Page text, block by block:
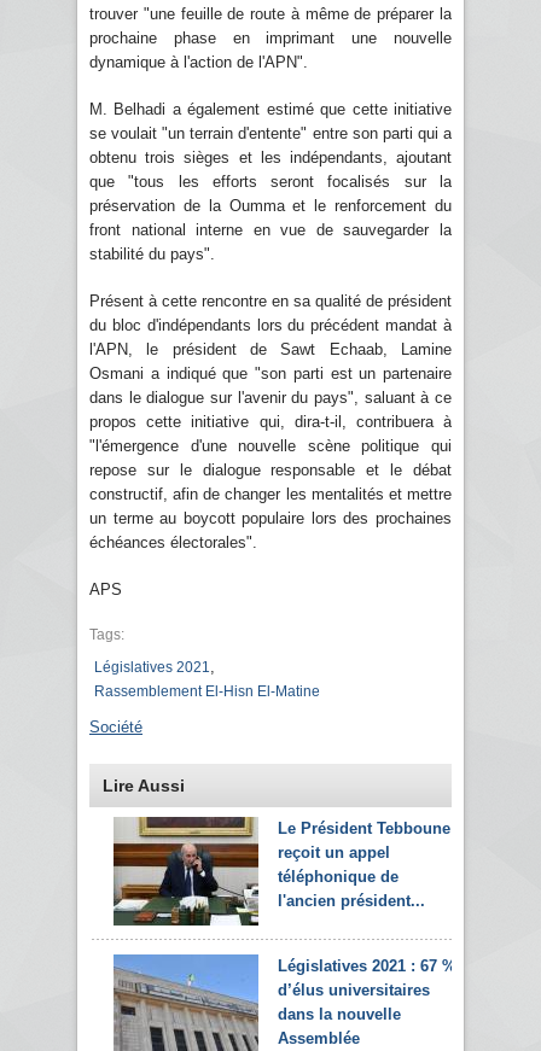
trouver "une feuille de route à même de préparer la
prochaine phase en imprimant une nouvelle
dynamique à l'action de l'APN".
M. Belhadi a également estimé que cette initiative
se voulait "un terrain d'entente" entre son parti qui a
obtenu trois sièges et les indépendants, ajoutant
que "tous les efforts seront focalisés sur la
préservation de la Oumma et le renforcement du
front national interne en vue de sauvegarder la
stabilité du pays".
Présent à cette rencontre en sa qualité de président
du bloc d'indépendants lors du précédent mandat à
l'APN, le président de Sawt Echaab, Lamine
Osmani a indiqué que "son parti est un partenaire
dans le dialogue sur l'avenir du pays", saluant à ce
propos cette initiative qui, dira-t-il, contribuera à
"l'émergence d'une nouvelle scène politique qui
repose sur le dialogue responsable et le débat
constructif, afin de changer les mentalités et mettre
un terme au boycott populaire lors des prochaines
échéances électorales".
APS
Tags:
Législatives 2021
Rassemblement El-Hisn El-Matine
Société
Lire Aussi
Le Président Tebboune
reçoit un appel
téléphonique de
l'ancien président...
Législatives 2021 : 67 %
d’élus universitaires
dans la nouvelle
Assemblée